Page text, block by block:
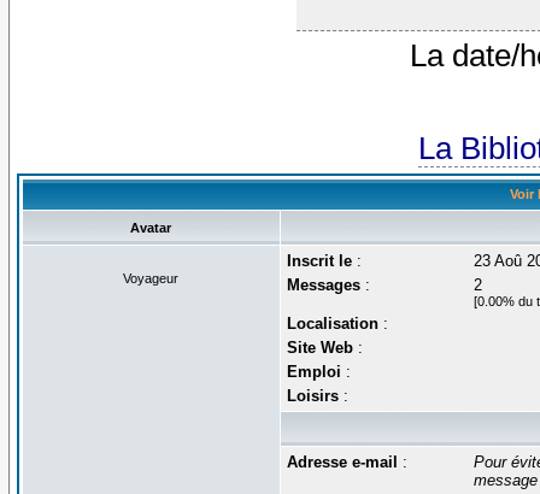
La date/
La
Voir
Avatar
Voyageur
Inscrit le:
23 Aoû
Messages: 2
[0.00% du
Localisation:
Site Web:
Emploi :
Loisirs:
Adresse e-mail :
Pour